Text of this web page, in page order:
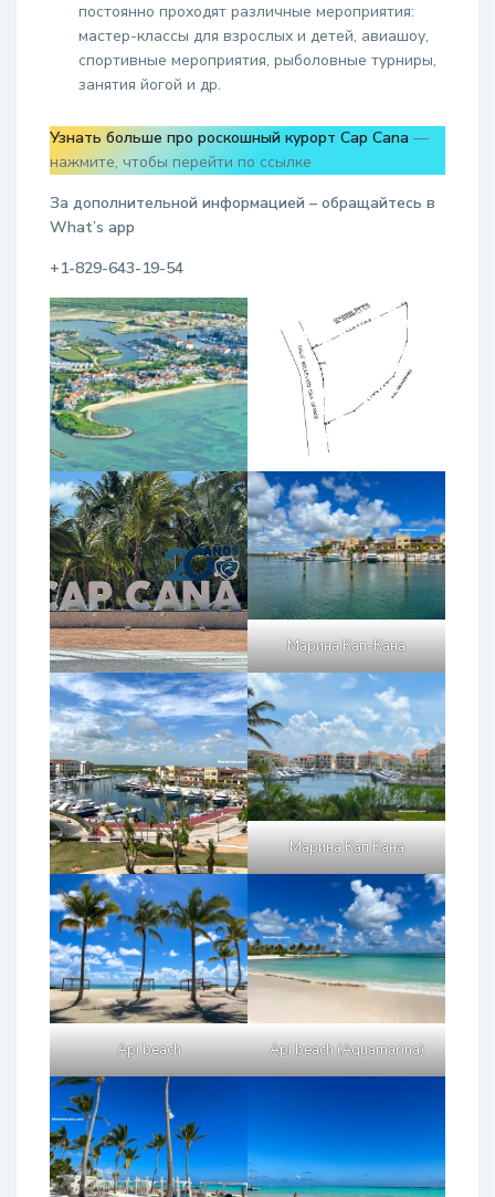
постоянно проходят различные мероприятия:
мастер-классы для взрослых и детей, авиашоу,
спортивные мероприятия, рыболовные турниры,
занятия йогой и др.
Узнать больше про роскошный курорт Cap Cana —
нажмите, чтобы перейти по ссылке
За дополнительной информацией – обращайтесь в
What’s app
+1-829-643-19-54
Марина Кап-Кана
Марина Кап Кана
Api beach Api beach (Aquamarina)